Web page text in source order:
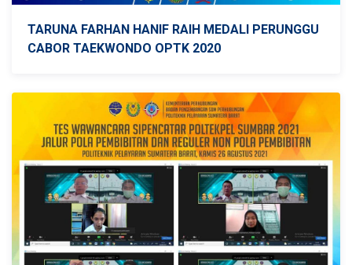
TARUNA FARHAN HANIF RAIH MEDALI PERUNGGU
CABOR TAEKWONDO OPTK 2020